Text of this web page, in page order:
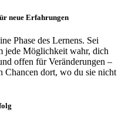
neue Erfahrungen
Phase des Lernens. Sei
jede Möglichkeit wahr, dich
offen für Veränderungen –
Chancen dort, wo du sie nicht